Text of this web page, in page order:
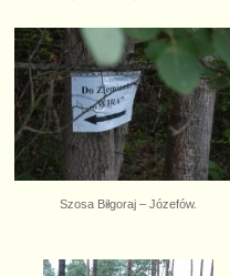
Szosa Biłgoraj – Józefów.